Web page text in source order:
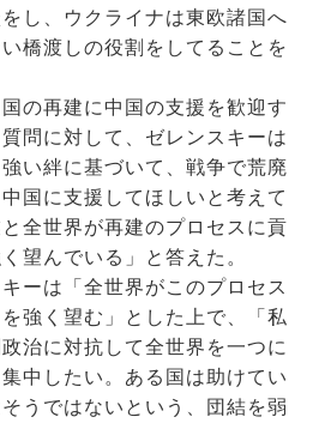
し、ウクライナは東欧諸国へ
橋渡しの役割をしてることを
の再建に中国の支援を歓迎す
問に対して、ゼレンスキーは
強い絆に基づいて、戦争で荒廃
国に支援してほしいと考えて
全世界が再建のプロセスに貢
望んでいる」と答えた。
ーは「全世界がこのプロセス
強く望む」とした上で、「私
治に対抗して全世界を一つに
中したい。ある国は助けてい
うではないという、団結を弱